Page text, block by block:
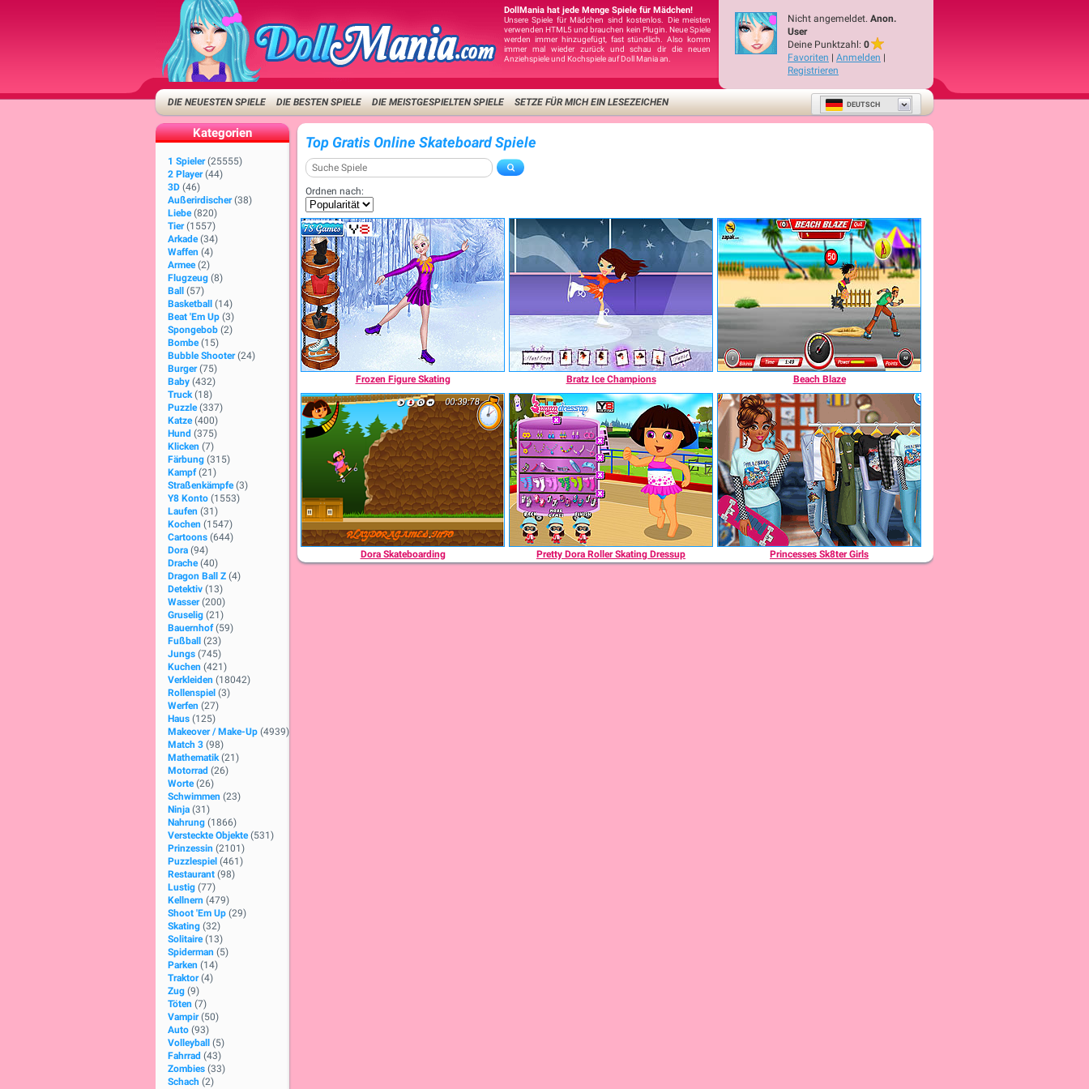
DollMania hat jede Menge Spiele für Mädchen!
Unsere Spiele für Mädchen sind kostenlos. Die meisten
verwenden HTML5 und brauchen kein Plugin. Neue Spiele
werden immer hinzugefügt, fast stündlich. Also komm
immer mal wieder zurück und schau dir die neuen
Anziehspiele und Kochspiele auf Doll Mania an.
Nicht angemeldet. Anon.
User
Deine Punktzahl: 0
Favoriten | Anmelden |
Registrieren
DIE NEUESTEN SPIELE DIE BESTEN SPIELE DIE MEISTGESPIELTEN SPIELE SETZE FÜR MICH EIN LESEZEICHEN DEUTSCH
Kategorien
1 Spieler (25555)
2 Player (44)
3D (46)
Außerirdischer (38)
Liebe (820)
Tier (1557)
Arkade (34)
Waffen (4)
Armee (2)
Flugzeug (8)
Ball
(57)
Basketball
(14)
Beat 'Em Up (3)
Spongebob (2)
Bombe (15)
Bubble Shooter (24)
Burger (75)
Baby (432)
Truck (18)
Puzzle (337)
Katze (400)
Hund (375)
Klicken (7)
Färbung (315)
Kampf (21)
Straßenkämpfe (3)
Y8 Konto (1553)
Laufen (31)
Kochen (1547)
Cartoons (644)
Dora (94)
Drache (40)
Dragon Ball Z (4)
Detektiv (13)
Wasser (200)
Gruselig (21)
Bauernhof (59)
Fußball
(23)
Jungs (745)
Kuchen (421)
Verkleiden (18042)
Rollenspiel (3)
Werfen (27)
Haus (125)
Makeover / Make-Up (4939)
Match 3 (98)
Mathematik (21)
Motorrad (26)
Worte (26)
Schwimmen (23)
Ninja (31)
Nahrung (1866)
Versteckte Objekte (531)
Prinzessin (2101)
Puzzlespiel (461)
Restaurant (98)
Lustig (77)
Kellnern (479)
Shoot 'Em Up (29)
Skating (32)
Solitaire (13)
Spiderman (5)
Parken (14)
Traktor (4)
Zug (9)
Töten (7)
Vampir (50)
Auto (93)
Volleyball
(5)
Fahrrad (43)
Zombies (33)
Schach (2)
Top Gratis Online Skateboard Spiele
Ordnen nach:
Frozen Figure Skating Bratz Ice Champions Beach Blaze
Dora Skateboarding Pretty Dora Roller Skating Dressup Princesses Sk8ter Girls